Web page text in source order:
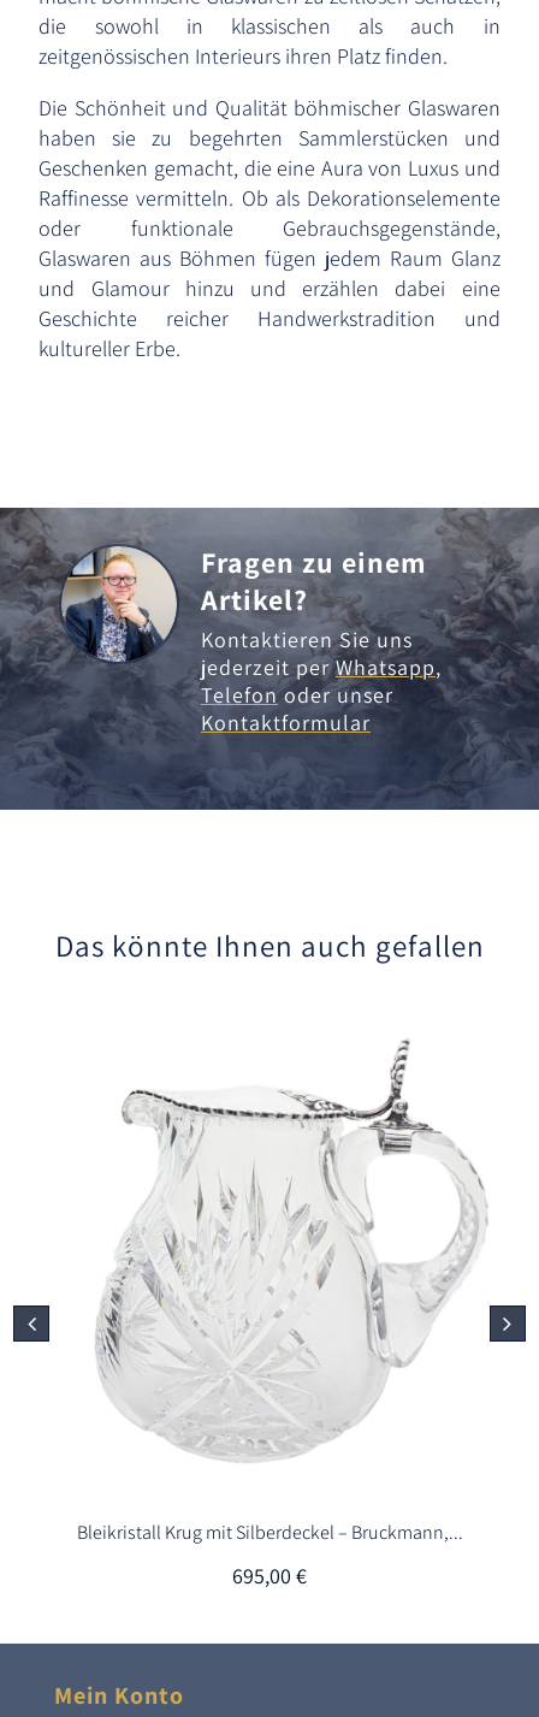
die sowohl in klassischen als auch in
zeitgenössischen Interieurs ihren Platz finden.
Die Schönheit und Qualität böhmischer Glaswaren
haben sie zu begehrten Sammlerstücken und
Geschenken gemacht, die eine Aura von Luxus und
Raffinesse vermitteln. Ob als Dekorationselemente
oder funktionale Gebrauchsgegenstände,
Glaswaren aus Böhmen fügen jedem Raum Glanz
und Glamour hinzu und erzählen dabei eine
Geschichte reicher Handwerkstradition und
kultureller Erbe.
Fragen zu einem
Artikel?
Kontaktieren Sie uns
jederzeit perWhatsapp,
Telefonoder unser
Kontaktformular
Das könnte Ihnen auch gefallen
Bleikristall Krug mit Silberdeckel – Bruckmann,...
695,00€
Mein Konto